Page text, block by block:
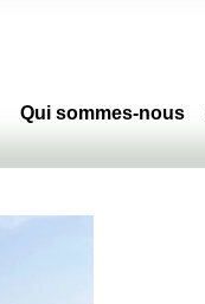
Qui sommes-nous